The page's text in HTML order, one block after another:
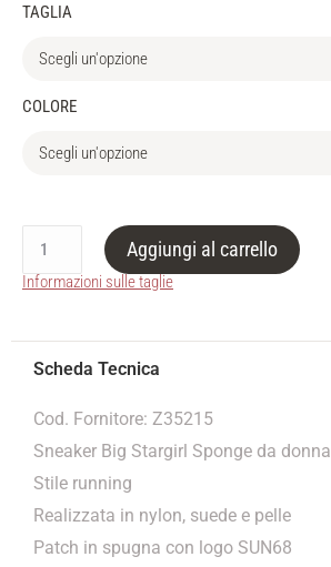
TAGLIA
COLORE
Aggiungi al carrello
Informazioni sulle taglie
Cod. Fornitore: Z35215
Sneaker Big Stargirl Sponge da donna
Stile running
Realizzata in nylon, suede e pelle
Patch in spugna con logo SUN68